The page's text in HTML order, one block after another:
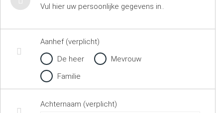
Vul hier uw persoonlijke gegevens in..
Aanhef (verplicht)
De heer
Mevrouw
Familie
Achternaam (verplicht)